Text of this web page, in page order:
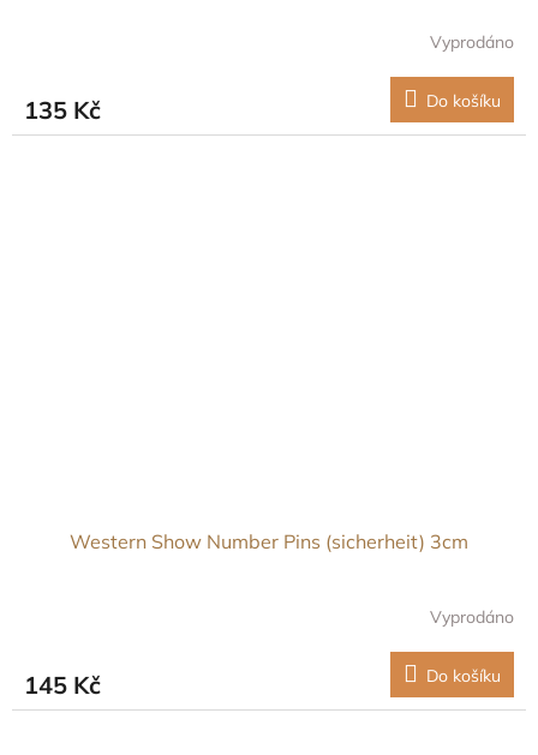
Vyprodáno
135 Kč Do košíku
Western Show Number Pins (sicherheit) 3cm
Vyprodáno
145 Kč Do košíku